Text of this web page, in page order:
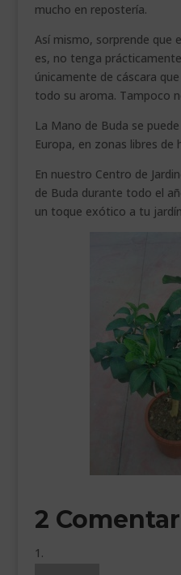
mucho en repostería.
Así mismo, sorprende que
es, no tenga
únicamente de cáscara
todo su aroma. Tampoco
La Mano de Buda se
Europa, en zonas libres de
En nuestro Centro de
de Buda durante todo el
un toque exótico a tu
2